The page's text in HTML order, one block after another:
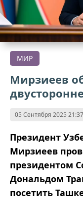
МИР
Мирзиеев
05 Сентября 2025 21:37
Президент
Мирзиеев
президентом
Дональдом
посетить